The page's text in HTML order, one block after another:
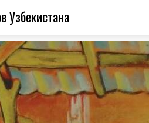
Узбекистана